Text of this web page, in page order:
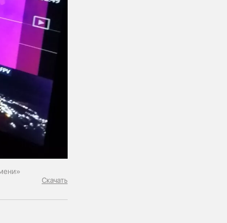
Скачать